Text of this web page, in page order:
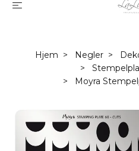
Hjem Negler
Moyra